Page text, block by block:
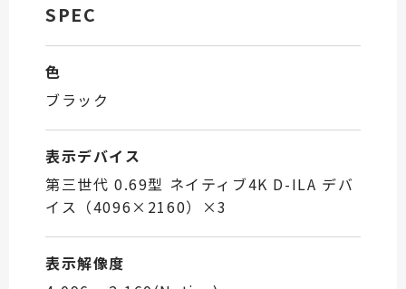
SPEC
色
ブラック
表示デバイス
第三世代 0.69型 ネイティブ4K D-ILA デバ
イス（4096×2160）×3
表示解像度